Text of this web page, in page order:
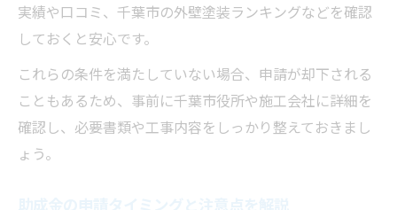
実績や口コミ、千葉市の外壁塗装ランキングなどを確認
しておくと安心です。
これらの条件を満たしていない場合、申請が却下される
こともあるため、事前に千葉市役所や施工会社に詳細を
確認し、必要書類や工事内容をしっかり整えておきまし
ょう。